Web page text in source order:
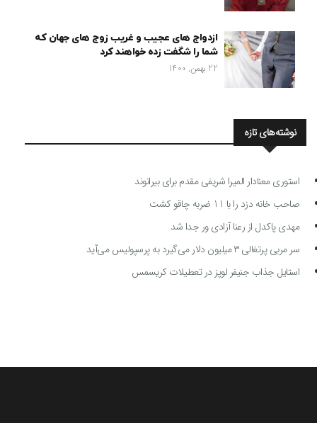
ازدواج های عجیب و غریب زوج های جهان که
شما را شگفت زده خواهند کرد
22 بهمن, 1400
نوشته‌های تازه
استوری معنادار المیرا شریفی مقدم برای بیرانوند
صاحب خانه دزد را با 11 ضربه چاقو کشت
مهدی پاکدل از رعنا آزادی ور جدا شد
سر مربی پرتغالی ۳ میلیون دلار می‌گیرد به پرسپولیس می‌آید
استایل جذاب جنیفر لوپز در تعطیلات کریسمس